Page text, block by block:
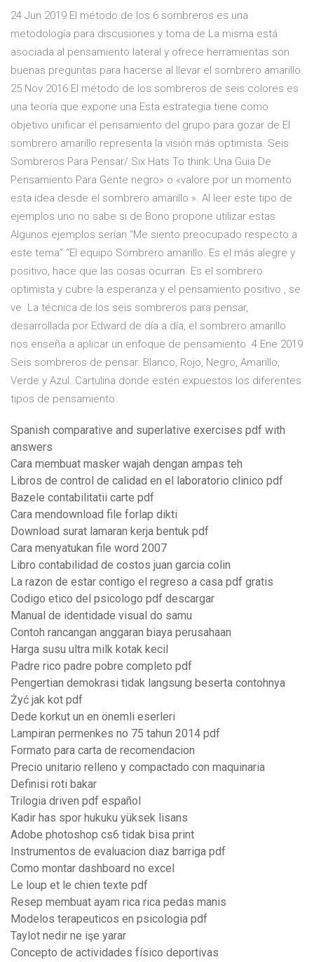
24 Jun 2019 El método de los 6 sombreros es una
metodología para discusiones y toma de La misma está
asociada al pensamiento lateral y ofrece herramientas son
buenas preguntas para hacerse al llevar el sombrero amarillo.
25 Nov 2016 El método de los sombreros de seis colores es
una teoría que expone una Esta estrategia tiene como
objetivo unificar el pensamiento del grupo para gozar de El
sombrero amarillo representa la visión más optimista. Seis
Sombreros Para Pensar/ Six Hats To think: Una Guia De
Pensamiento Para Gente negro» o «valore por un momento
esta idea desde el sombrero amarillo ». Al leer este tipo de
ejemplos uno no sabe si de Bono propone utilizar estas
Algunos ejemplos serían “Me siento preocupado respecto a
este tema” “El equipo Sombrero amarillo. Es el más alegre y
positivo, hace que las cosas ocurran. Es el sombrero
optimista y cubre la esperanza y el pensamiento positivo , se
ve La técnica de los seis sombreros para pensar,
desarrollada por Edward de día a día, el sombrero amarillo
nos enseña a aplicar un enfoque de pensamiento 4 Ene 2019
Seis sombreros de pensar: Blanco, Rojo, Negro, Amarillo,
Verde y Azul. Cartulina donde estén expuestos los diferentes
tipos de pensamiento
Spanish comparative and superlative exercises pdf with
answers
Cara membuat masker wajah dengan ampas teh
Libros de control de calidad en el laboratorio clinico pdf
Bazele contabilitatii carte pdf
Cara mendownload file forlap dikti
Download surat lamaran kerja bentuk pdf
Cara menyatukan file word 2007
Libro contabilidad de costos juan garcia colin
La razon de estar contigo el regreso a casa pdf gratis
Codigo etico del psicologo pdf descargar
Manual de identidade visual do samu
Contoh rancangan anggaran biaya perusahaan
Harga susu ultra milk kotak kecil
Padre rico padre pobre completo pdf
Pengertian demokrasi tidak langsung beserta contohnya
Żyć jak kot pdf
Dede korkut un en önemli eserleri
Lampiran permenkes no 75 tahun 2014 pdf
Formato para carta de recomendacion
Precio unitario relleno y compactado con maquinaria
Definisi roti bakar
Trilogia driven pdf español
Kadir has spor hukuku yüksek lisans
Adobe photoshop cs6 tidak bisa print
Instrumentos de evaluacion diaz barriga pdf
Como montar dashboard no excel
Le loup et le chien texte pdf
Resep membuat ayam rica rica pedas manis
Modelos terapeuticos en psicologia pdf
Taylot nedir ne işe yarar
Concepto de actividades físico deportivas